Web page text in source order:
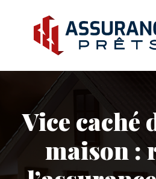
Vice caché
maison :